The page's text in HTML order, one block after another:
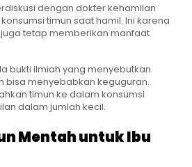
dengan dokter kehamilan
timun saat hamil. Ini karena
tetap memberikan manfaat
bukti ilmiah yang menyebutkan
bisa menyebabkan keguguran.
timun ke dalam konsumsi
dalam jumlah kecil.
Mentah untuk Ibu